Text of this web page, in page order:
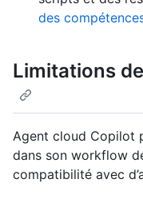
des
Limitations
Agent cloud Copilot
dans son workflow
compatibilité avec